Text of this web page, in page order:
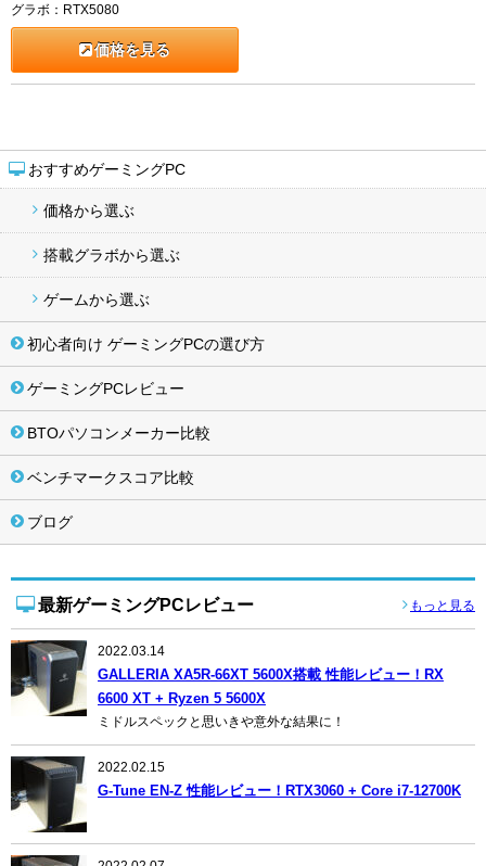
おすすめゲーミングPC
価格から選ぶ
搭載グラボから選ぶ
ゲームから選ぶ
初心者向け ゲーミングPCの選び方
ゲーミングPCレビュー
BTOパソコンメーカー比較
ベンチマークスコア比較
ブログ
最新ゲーミングPCレビュー もっと見る
2022.03.14
GALLERIA XA5R-66XT 5600X搭載 性能レビュー！RX
6600 XT + Ryzen 5 5600X
ミドルスペックと思いきや意外な結果に！
2022.02.15
G-Tune EN-Z 性能レビュー！RTX3060 + Core i7-12700K
グラボ：RTX5080
価格を見る